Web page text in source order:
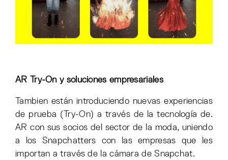
AR Try-On y soluciones empresariales
Tambien están introduciendo nuevas experiencias
de prueba (Try-On) a través de la tecnología de.
AR con sus socios del sector de la moda, uniendo
a los Snapchatters con las empresas que les
importan a través de la cámara de Snapchat.